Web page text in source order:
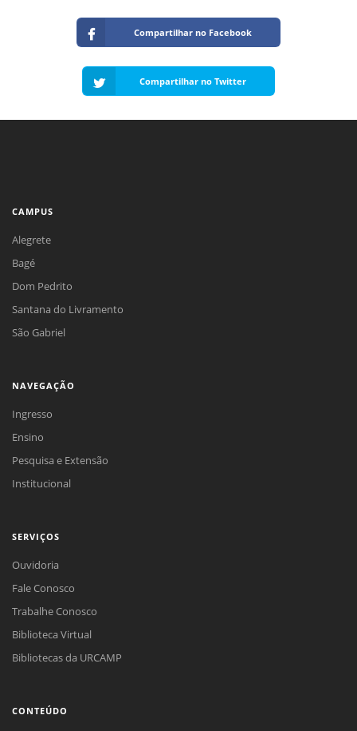
Compartilhar no Facebook
Compartilhar no Twitter
CAMPUS
Alegrete
Bagé
Dom Pedrito
Santana do Livramento
São Gabriel
NAVEGAÇÃO
Ingresso
Ensino
Pesquisa e Extensão
Institucional
SERVIÇOS
Ouvidoria
Fale Conosco
Trabalhe Conosco
Biblioteca Virtual
Bibliotecas da URCAMP
CONTEÚDO